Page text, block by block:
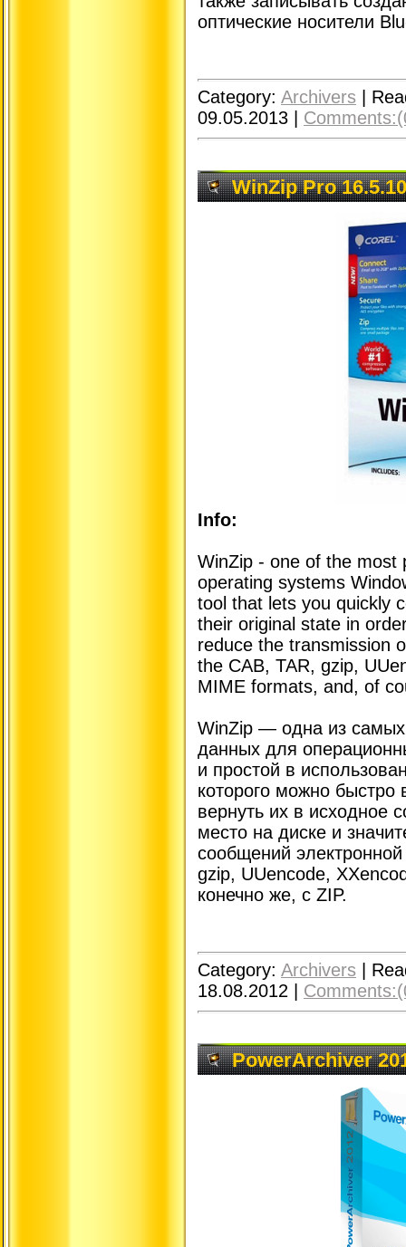
оптические носители
Category: Archivers |
09.05.2013 |
WinZip Pro
Info:
WinZip - one of the most
operating systems
tool that lets you quickly
their original state in
reduce the transmission
the CAB, TAR, gzip,
MIME formats, and, of
WinZip — одна из самых
данных для
и простой в
которого можно
вернуть их в исходное
место на диске и
сообщений
gzip, UUencode,
конечно же, с ZIP.
Category: Archivers |
18.08.2012 |
PowerArchiver